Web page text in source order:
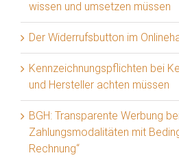
wissen und umsetzen müssen
Der Widerrufsbutton im
Kennzeichnungspflichten bei
und Hersteller achten müssen
BGH: Transparente Werbung
Zahlungsmodalitäten mit
Rechnung“